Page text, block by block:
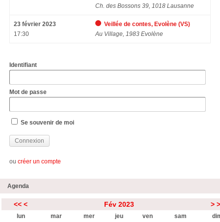
Ch. des Bossons 39, 1018 Lausanne
23 février 2023
17:30
Veillée de contes, Evolène (VS)
Au Village, 1983 Evolène
Identifiant
Mot de passe
Se souvenir de moi
ou créer un compte
Agenda
<< < Fév 2023 >
lun mar mer jeu ven sam